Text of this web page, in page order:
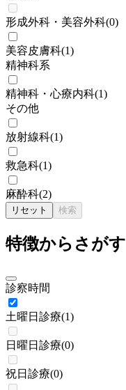
形成外科・美容外科(0)
美容皮膚科(1)
精神科系
精神科・心療内科(1)
その他
放射線科(1)
救急科(1)
麻酔科(2)
リセット 検索
特徴からさがす
診察時間
土曜日診療(1)
日曜日診療(0)
祝日診療(0)